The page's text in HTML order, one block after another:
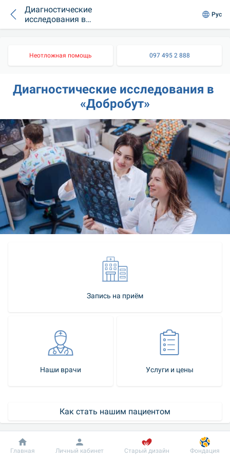
Диагностические
исследования в
«Добробут»
Рус
Неотложная помощь 097 495 2 888
Диагностические исследования в
«Добробут»
Запись на приём
Наши врачи Услуги и цены
Как стать нашим пациентом
Контакт-центр
Добробут Информация Пациенту
Главная Личный кабинет Старый дизайн Фондация